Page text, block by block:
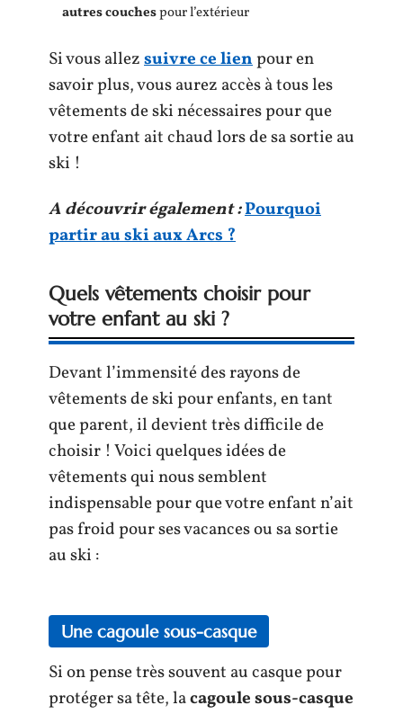
autres couchespour l’extérieur
Si vous allezsuivre ce lienpour en
savoir plus, vous aurez accès à tous les
vêtements de ski nécessaires pour que
votre enfant ait chaud lors de sa sortie au
ski !
A découvrir également :Pourquoi
partir au ski aux Arcs ?
Quels vêtements choisir pour
votre enfant au ski ?
Devant l’immensité des rayons de
vêtements de ski pour enfants, en tant
que parent, il devient très difficile de
choisir ! Voici quelques idées de
vêtements qui nous semblent
indispensable pour que votre enfant n’ait
pas froid pour ses vacances ou sa sortie
au ski :
Une cagoule sous-casque
Si on pense très souvent au casque pour
protéger sa tête, lacagoule sous-casque